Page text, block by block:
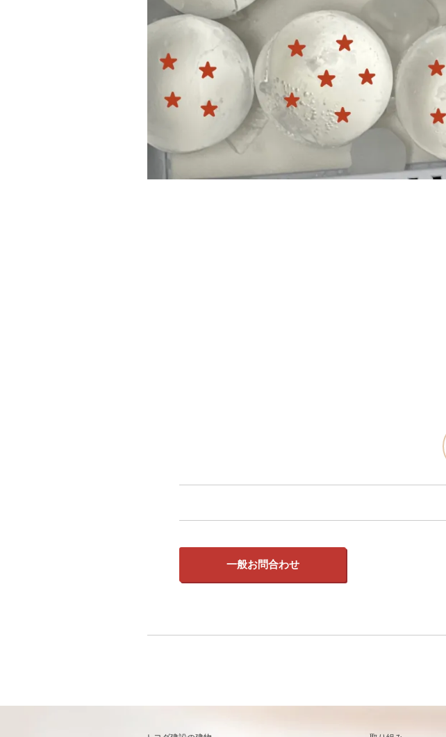
一般お問合わせ